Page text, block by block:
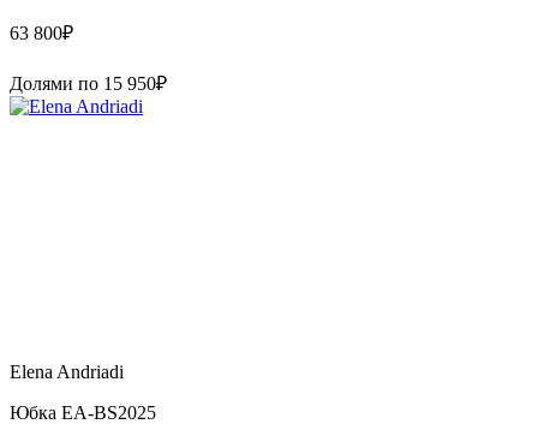
63 800₽
Долями по 15 950₽
Elena Andriadi
Юбка EA-BS2025